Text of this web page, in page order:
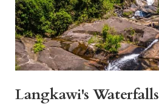
Langkawi's Waterfalls